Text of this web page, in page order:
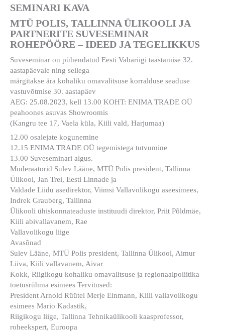
SEMINARI KAVA
MTÜ POLIS, TALLINNA ÜLIKOOLI JA
PARTNERITE SUVESEMINAR
ROHEPÖÖRE – IDEED JA TEGELIKKUS
Suveseminar on pühendatud Eesti Vabariigi taastamise 32.
aastapäevale ning sellega
märgitakse ära kohaliku omavalitsuse korralduse seaduse
vastuvõtmise 30. aastapäev
AEG: 25.08.2023, kell 13.00 KOHT: ENIMA TRADE OÜ
peahoones asuvas Showroomis
(Kangru tee 17, Vaela küla, Kiili vald, Harjumaa)
12.00 osalejate kogunemine
12.15 ENIMA TRADE OÜ tegemistega tutvumine
13.00 Suveseminari algus.
Moderaatorid Sulev Lääne, MTÜ Polis president, Tallinna
Ülikool, Jan Trei, Eesti Linnade ja
Valdade Liidu asedirektor, Viimsi Vallavolikogu aseesimees,
Indrek Grauberg, Tallinna
Ülikooli ühiskonnateaduste instituudi direktor, Priit Põldmäe,
Kiili abivallavanem, Rae
Vallavolikogu liige
Avasõnad
Sulev Lääne, MTÜ Polis president, Tallinna Ülikool, Aimur
Liiva, Kiili vallavanem, Aivar
Kokk, Riigikogu kohaliku omavalitsuse ja regionaalpoliitika
toetusrühma esimees Tervitused:
President Arnold Rüütel Merje Einmann, Kiili vallavolikogu
esimees Mario Kadastik,
Riigikogu liige, Tallinna Tehnikaülikooli kaasprofessor,
roheekspert, Euroopa